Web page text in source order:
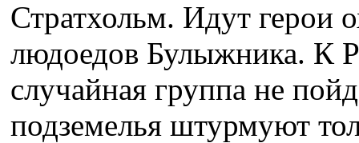
Стратхольм. Идут герои
людоедов Булыжника. К
случайная группа не
подземелья штурмуют